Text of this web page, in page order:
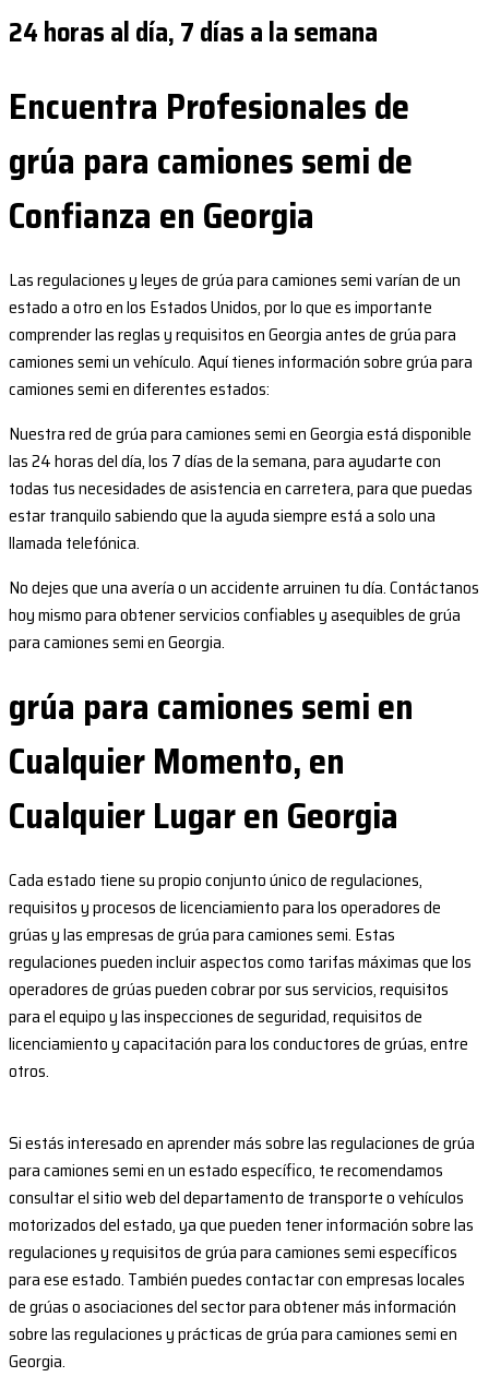
24 horas al día, 7 días a la semana
Encuentra Profesionales de
grúa para camiones semi de
Confianza en Georgia
Las regulaciones y leyes de grúa para camiones semi varían de un
estado a otro en los Estados Unidos, por lo que es importante
comprender las reglas y requisitos en Georgia antes de grúa para
camiones semi un vehículo. Aquí tienes información sobre grúa para
camiones semi en diferentes estados:
Nuestra red de grúa para camiones semi en Georgia está disponible
las 24 horas del día, los 7 días de la semana, para ayudarte con
todas tus necesidades de asistencia en carretera, para que puedas
estar tranquilo sabiendo que la ayuda siempre está a solo una
llamada telefónica.
No dejes que una avería o un accidente arruinen tu día. Contáctanos
hoy mismo para obtener servicios confiables y asequibles de grúa
para camiones semi en Georgia.
grúa para camiones semi en
Cualquier Momento, en
Cualquier Lugar en Georgia
Cada estado tiene su propio conjunto único de regulaciones,
requisitos y procesos de licenciamiento para los operadores de
grúas y las empresas de grúa para camiones semi. Estas
regulaciones pueden incluir aspectos como tarifas máximas que los
operadores de grúas pueden cobrar por sus servicios, requisitos
para el equipo y las inspecciones de seguridad, requisitos de
licenciamiento y capacitación para los conductores de grúas, entre
otros.
Si estás interesado en aprender más sobre las regulaciones de grúa
para camiones semi en un estado específico, te recomendamos
consultar el sitio web del departamento de transporte o vehículos
motorizados del estado, ya que pueden tener información sobre las
regulaciones y requisitos de grúa para camiones semi específicos
para ese estado. También puedes contactar con empresas locales
de grúas o asociaciones del sector para obtener más información
sobre las regulaciones y prácticas de grúa para camiones semi en
Georgia.